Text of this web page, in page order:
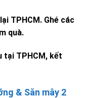
TPHCM. Ghé các
quà.
tại TPHCM, kết
& Săn mây 2